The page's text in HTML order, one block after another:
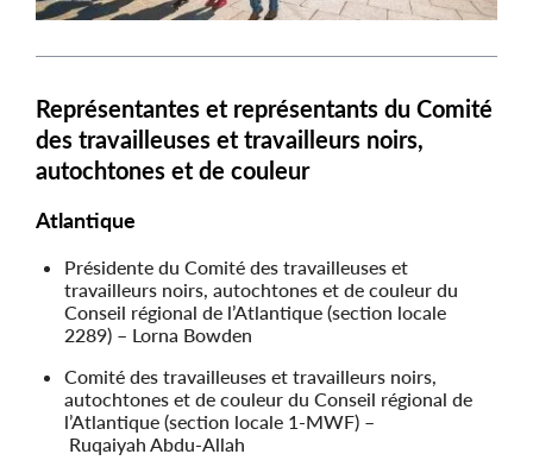
Représentantes et représentants du Comité
des travailleuses et travailleurs noirs,
autochtones et de couleur
Atlantique
Présidente du Comité des travailleuses et
travailleurs noirs, autochtones et de couleur du
Conseil régional de l’Atlantique (section locale
2289) – Lorna Bowden
Comité des travailleuses et travailleurs noirs,
autochtones et de couleur du Conseil régional de
l’Atlantique (section locale 1-MWF) –
Ruqaiyah Abdu-Allah